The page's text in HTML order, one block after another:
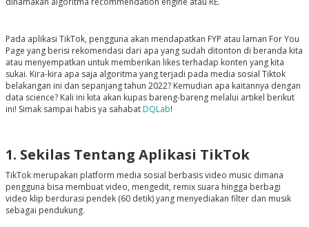
Pada aplikasi TikTok, pengguna akan mendapatkan FYP atau laman For You
Page yang berisi rekomendasi dari apa yang sudah ditonton di beranda kita
atau menyempatkan untuk memberikan likes terhadap konten yang kita
sukai. Kira-kira apa saja algoritma yang terjadi pada media sosial Tiktok
belakangan ini dan sepanjang tahun 2022? Kemudian apa kaitannya dengan
data science? Kali ini kita akan kupas bareng-bareng melalui artikel berikut
ini! Simak sampai habis ya sahabat DQLab!
1. Sekilas Tentang Aplikasi TikTok
TikTok merupakan platform media sosial berbasis video music dimana
pengguna bisa membuat video, mengedit, remix suara hingga berbagi
video klip berdurasi pendek (60 detik) yang menyediakan filter dan musik
sebagai pendukung.